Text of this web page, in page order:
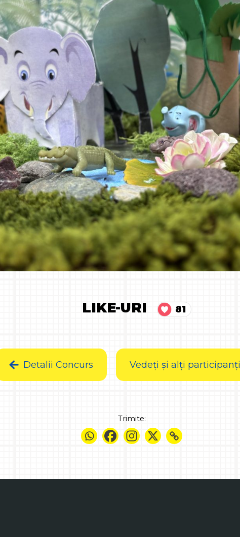
LIKE-URI 81
Detalii Concurs Vedeți și alți participanți
Trimite: